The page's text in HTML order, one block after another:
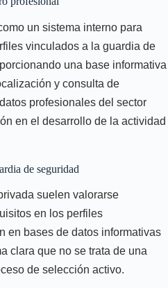
un sistema interno para
vinculados a la guardia de
una base informativa
y consulta de
profesionales del sector
en el desarrollo de la actividad
de seguridad
suelen valorarse
en los perfiles
en bases de datos informativas
clara que no se trata de una
de selección activo.